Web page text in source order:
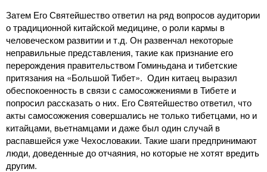
Затем Его Святейшество ответил на ряд вопросов аудитории
о традиционной китайской медицине, о роли кармы в
человеческом развитии и т.д. Он развенчал некоторые
неправильные представления, такие как признание его
перерождения правительством Гоминьдана и тибетские
притязания на «Большой Тибет». Один китаец выразил
обеспокоенность в связи с самосожжениями в Тибете и
попросил рассказать о них. Его Святейшество ответил, что
акты самосожжения совершались не только тибетцами, но и
китайцами, вьетнамцами и даже был один случай в
распавшейся уже Чехословакии. Такие шаги предпринимают
люди, доведенные до отчаяния, но которые не хотят вредить
другим.